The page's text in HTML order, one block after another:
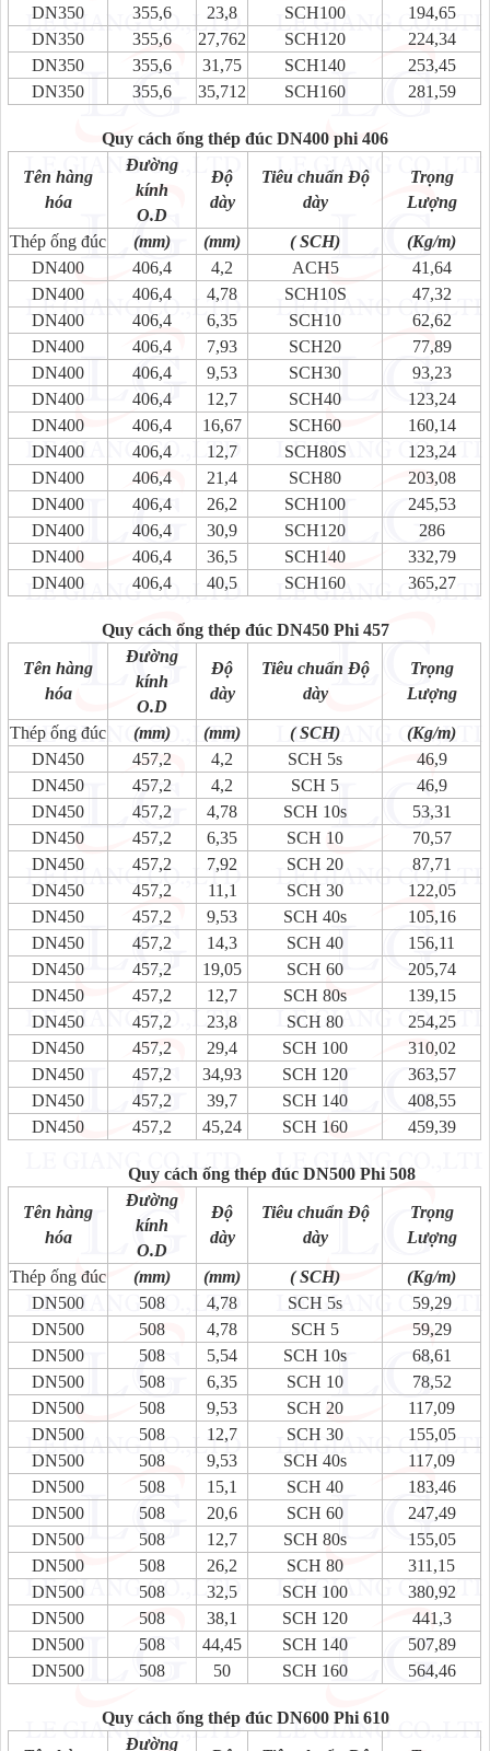
DN350 355,6 23,8 SCH100
194,65
DN350
355,6 27,762 SCH120
224,34
DN350
355,6 31,75 SCH140
253,45
DN350
355,6 35,712 SCH160 281,59
Quy cách ống thép đúc DN400 phi 406
Tên hàng
hóa
Đường
kính
O.D
Độ
dày
Tiêu chuẩn Độ
dày
Trọng
Lượng
Thép ống đúc (mm) (mm) ( SCH)
(Kg/m)
DN400
406,4 4,2 ACH5
41,64
DN400
406,4 4,78 SCH10S
47,32
DN400
406,4 6,35 SCH10
62,62
DN400
406,4 7,93 SCH20
77,89
DN400
406,4 9,53 SCH30
93,23
DN400
406,4 12,7 SCH40
123,24
DN400
406,4 16,67 SCH60
160,14
DN400
406,4 12,7 SCH80S
123,24
DN400
406,4 21,4 SCH80
203,08
DN400
406,4 26,2 SCH100
245,53
DN400
406,4 30,9 SCH120
286
DN400
406,4 36,5 SCH140
332,79
DN400
406,4 40,5 SCH160 365,27
Quy cách ống thép đúc DN450 Phi 457
Tên hàng
hóa
Đường
kính
O.D
Độ
dày
Tiêu chuẩn Độ
dày
Trọng
Lượng
Thép ống đúc (mm) (mm) ( SCH)
(Kg/m)
DN450
457,2 4,2 SCH 5s
46,9
DN450
457,2 4,2 SCH 5
46,9
DN450
457,2 4,78 SCH 10s
53,31
DN450
457,2 6,35 SCH 10
70,57
DN450
457,2 7,92 SCH 20
87,71
DN450
457,2 11,1 SCH 30
122,05
DN450
457,2 9,53 SCH 40s
105,16
DN450
457,2 14,3 SCH 40
156,11
DN450
457,2 19,05 SCH 60
205,74
DN450
457,2 12,7 SCH 80s
139,15
DN450
457,2 23,8 SCH 80
254,25
DN450
457,2 29,4 SCH 100
310,02
DN450
457,2 34,93 SCH 120
363,57
DN450
457,2 39,7 SCH 140
408,55
DN450
457,2 45,24 SCH 160 459,39
Quy cách ống thép đúc DN500 Phi 508
Tên hàng
hóa
Đường
kính
O.D
Độ
dày
Tiêu chuẩn Độ
dày
Trọng
Lượng
Thép ống đúc (mm) (mm) ( SCH)
(Kg/m)
DN500
508 4,78 SCH 5s
59,29
DN500
508 4,78 SCH 5
59,29
DN500
508 5,54 SCH 10s
68,61
DN500
508 6,35 SCH 10
78,52
DN500
508 9,53 SCH 20
117,09
DN500
508 12,7 SCH 30
155,05
DN500
508 9,53 SCH 40s
117,09
DN500
508 15,1 SCH 40
183,46
DN500
508 20,6 SCH 60
247,49
DN500
508 12,7 SCH 80s
155,05
DN500
508 26,2 SCH 80
311,15
DN500
508 32,5 SCH 100
380,92
DN500
508 38,1 SCH 120
441,3
DN500
508 44,45 SCH 140
507,89
DN500
508 50 SCH 160 564,46
Quy cách ống thép đúc DN600 Phi 610
Đường